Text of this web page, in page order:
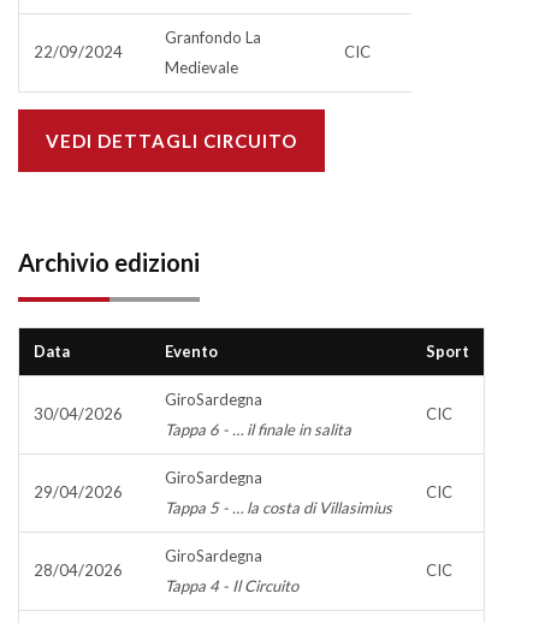
22/09/2024
Granfondo La
Medievale
CIC
VEDI DETTAGLI CIRCUITO
Archivio edizioni
Data Evento Sport
30/04/2026
GiroSardegna
Tappa 6 - … il finale in salita
CIC
29/04/2026
GiroSardegna
Tappa 5 - … la costa di Villasimius
CIC
28/04/2026
GiroSardegna
Tappa 4 - Il Circuito
CIC